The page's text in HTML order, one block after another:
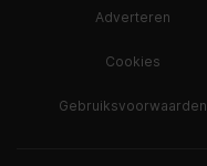
Adverteren
Cookies
Gebruiksvoorwaarden